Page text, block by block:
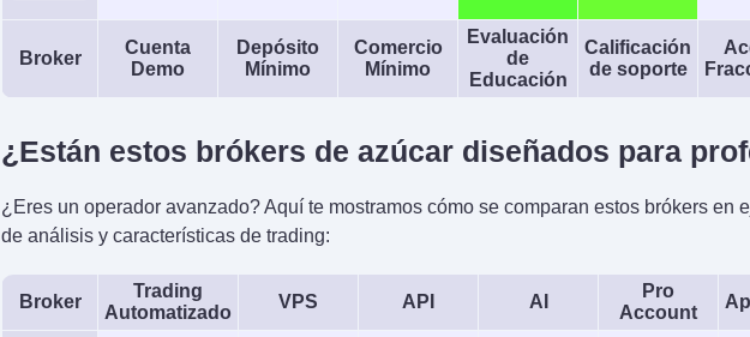
Broker
Cuenta
Demo
Depósito
Mínimo
Comercio
Mínimo
Evaluación
de
Educación
Calificación
de soporte
¿Están estos brókers de azúcar diseñados para
¿Eres un operador avanzado? Aquí te mostramos cómo se comparan estos brókers en
de análisis y características de trading:
Broker
Trading
Automatizado
VPS API AI
Pro
Account